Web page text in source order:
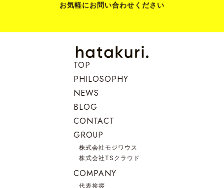
お気軽にお問い合わせください
TOP
PHILOSOPHY
NEWS
BLOG
CONTACT
GROUP
株式会社モジワウス
株式会社TSクラウド
COMPANY
代表挨拶